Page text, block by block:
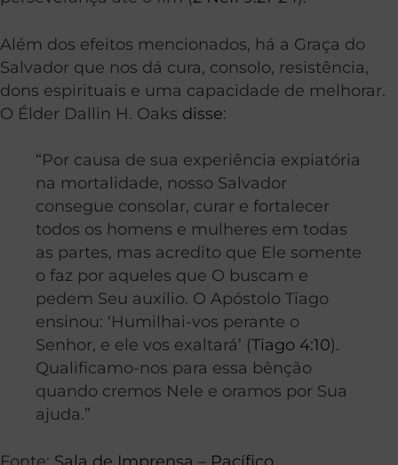
Além dos efeitos mencionados, há a Graça do
Salvador que nos dá cura, consolo, resistência,
dons espirituais e uma capacidade de melhorar.
O Élder Dallin H. Oaks disse:
“Por causa de sua experiência expiatória
na mortalidade, nosso Salvador
consegue consolar, curar e fortalecer
todos os homens e mulheres em todas
as partes, mas acredito que Ele somente
o faz por aqueles que O buscam e
pedem Seu auxílio. O Apóstolo Tiago
ensinou: ‘Humilhai-vos perante o
Senhor, e ele vos exaltará’ (Tiago 4:10).
Qualificamo-nos para essa bênção
quando cremos Nele e oramos por Sua
ajuda.”
Fonte: Sala de Imprensa – Pacífico